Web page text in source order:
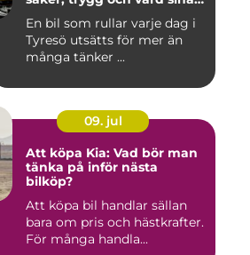
En bil som rullar varje dag i
Tyresö utsätts för mer än
många tänker ...
09. jul
Att köpa Kia: Vad bör man
tänka på inför nästa
bilköp?
Att köpa bil handlar sällan
bara om pris och hästkrafter.
För många handla...